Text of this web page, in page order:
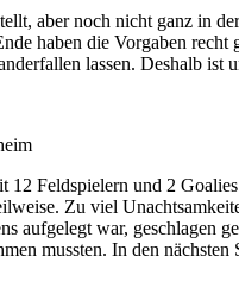
aber noch nicht ganz in
haben die Vorgaben
lassen. Deshalb
12 Feldspielern und 2
Zu viel
aufgelegt war,
mussten. In den